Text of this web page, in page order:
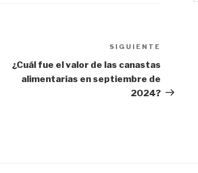
SIGUIENTE
¿Cuál fue el valor de las canastas
alimentarias en septiembre de
2024?